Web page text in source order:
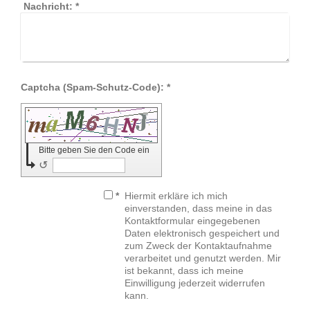
Nachricht: *
Captcha (Spam-Schutz-Code): *
Bitte geben Sie den Code ein
↺
* Hiermit erkläre ich mich
einverstanden, dass meine in das
Kontaktformular eingegebenen
Daten elektronisch gespeichert und
zum Zweck der Kontaktaufnahme
verarbeitet und genutzt werden. Mir
ist bekannt, dass ich meine
Einwilligung jederzeit widerrufen
kann.